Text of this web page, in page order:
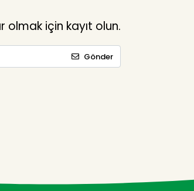
için kayıt olun.
Gönder